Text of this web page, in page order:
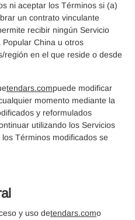
ni aceptar los Términos si (a)
un contrato vinculante
recibir ningún Servicio
China u otros
región en el que reside o desde
tendars.compuede modificar
momento mediante la
y reformulados
utilizando los Servicios
Términos modificados se
y uso detendars.como